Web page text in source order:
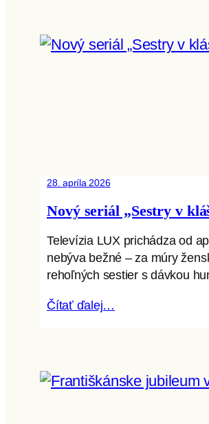
28. apríla 2026
Nový seriál „Sestry v
Televízia LUX prichádza od
nebýva bežné – za múry
rehoľných sestier s dávkou
Čítať ďalej…